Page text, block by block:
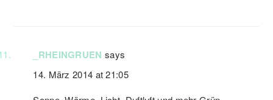
_RHEINGRUEN says
14. März 2014 at 21:05